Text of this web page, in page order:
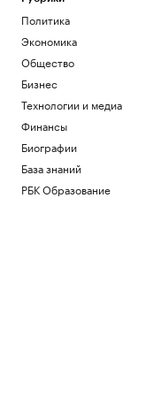
Политика
Экономика
Общество
Бизнес
Технологии и медиа
Финансы
Биографии
База знаний
РБК Образование